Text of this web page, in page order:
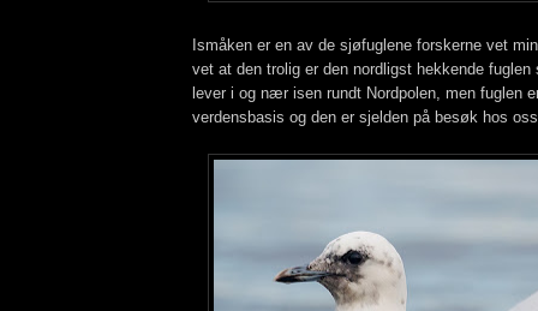
Ismåken er en av de sjøfuglene forskerne vet
vet at den trolig er den nordligst hekkende fuglen
lever i og nær isen rundt Nordpolen, men fuglen
verdensbasis og den er sjelden på besøk hos